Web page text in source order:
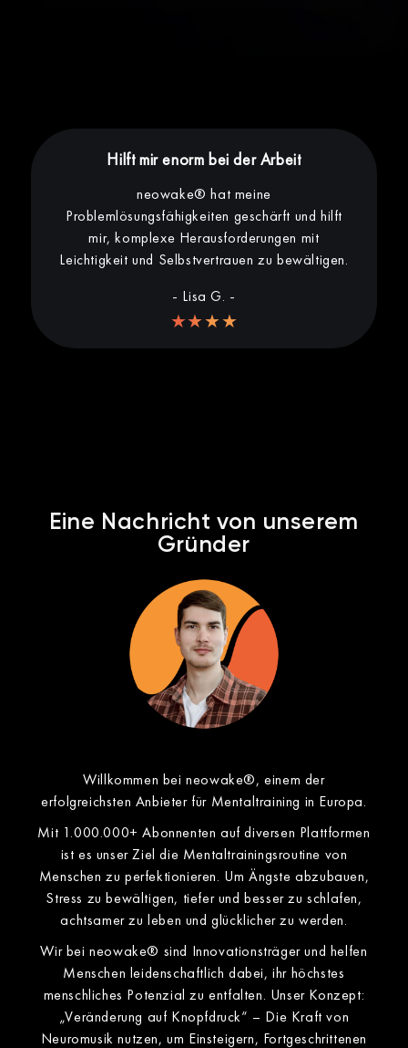
Hilft mir enorm bei der Arbeit
neowake® hat meine
Problemlösungsfähigkeiten geschärft und hilft
mir, komplexe Herausforderungen mit
Leichtigkeit und Selbstvertrauen zu bewältigen.
- Lisa G. -
★★★★
Eine Nachricht von unserem
Gründer​
Willkommen bei neowake®, einem der
erfolgreichsten Anbieter für Mentaltraining in Europa.
Mit 1.000.000+ Abonnenten auf diversen Plattformen
ist es unser Ziel die Mentaltrainingsroutine von
Menschen zu perfektionieren. Um Ängste abzubauen,
Stress zu bewältigen, tiefer und besser zu schlafen,
achtsamer zu leben und glücklicher zu werden.
Wir bei neowake® sind Innovationsträger und helfen
Menschen leidenschaftlich dabei, ihr höchstes
menschliches Potenzial zu entfalten. Unser Konzept:
„Veränderung auf Knopfdruck“ – Die Kraft von
Neuromusik nutzen, um Einsteigern, Fortgeschrittenen